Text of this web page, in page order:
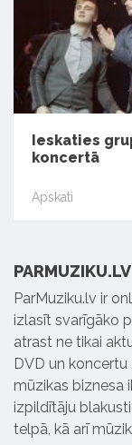
Ieskaties
koncertā
Apskati
PARMUZIKU.LV
ParMuziku.lv ir
izlasīt svarīgāko
atrast ne tikai
DVD un
mūzikas biznesa
izpildītāju
telpā, kā arī